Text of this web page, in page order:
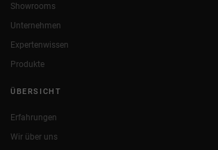
Showrooms
Unternehmen
Expertenwissen
Produkte
ÜBERSICHT
Erfahrungen
Wir über uns